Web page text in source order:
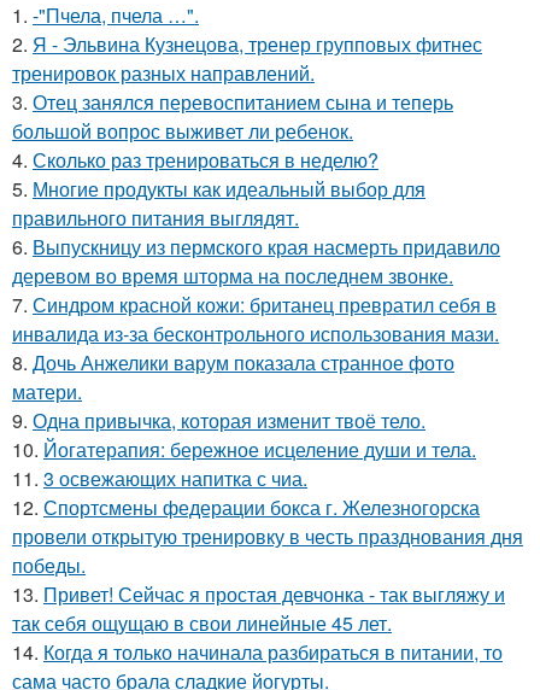
1. -"Пчела, пчела …".
2. Я - Эльвина Кузнецова, тренер групповых фитнес
тренировок разных направлений.
3. Отец занялся перевоспитанием сына и теперь
большой вопрос выживет ли ребенок.
4. Сколько раз тренироваться в неделю?
5. Многие продукты как идеальный выбор для
правильного питания выглядят.
6. Выпускницу из пермского края насмерть придавило
деревом во время шторма на последнем звонке.
7. Синдром красной кожи: британец превратил себя в
инвалида из-за бесконтрольного использования мази.
8. Дочь Анжелики варум показала странное фото
матери.
9. Одна привычка, которая изменит твоё тело.
10. Йогатерапия: бережное исцеление души и тела.
11. 3 освежающих напитка с чиа.
12. Спортсмены федерации бокса г. Железногорска
провели открытую тренировку в честь празднования дня
победы.
13. Привет! Сейчас я простая девчонка - так выгляжу и
так себя ощущаю в свои линейные 45 лет.
14. Когда я только начинала разбираться в питании, то
сама часто брала сладкие йогурты.